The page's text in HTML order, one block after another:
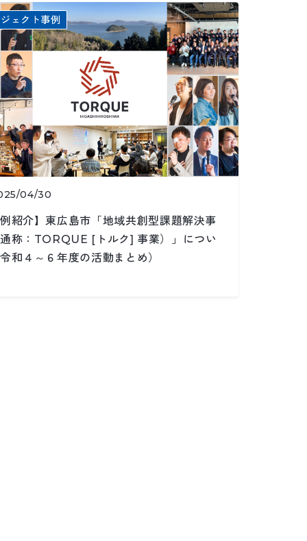
ェクト事例
04/30
例紹介】東広島市「地域共創型課題解決事
称：TORQUE [トルク] 事業）」につい
和４～６年度の活動まとめ）